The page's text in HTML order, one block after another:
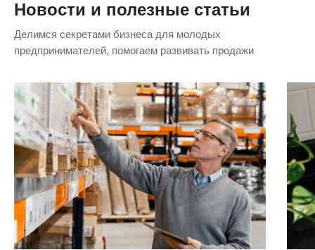
Новости и полезные статьи
Делимся секретами бизнеса для молодых
предпринимателей, помогаем развивать продажи